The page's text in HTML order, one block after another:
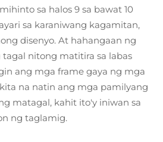
sa halos 9 sa bawat 10
sa karaniwang kagamitan,
disenyo. At hahangaan ng
nitong matitira sa labas
ang mga frame gaya ng mga
na natin ang mga pamilyang
matagal, kahit ito'y iniwan sa
ng taglamig.